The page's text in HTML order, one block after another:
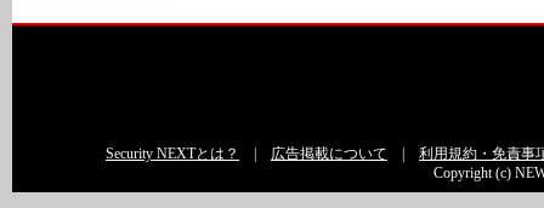
Security NEXTとは？ 広告掲載について
利用規約・免責事
Copyright (c)